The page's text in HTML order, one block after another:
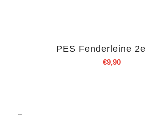
PES Fenderleine
€9,90